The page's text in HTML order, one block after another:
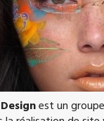
est un